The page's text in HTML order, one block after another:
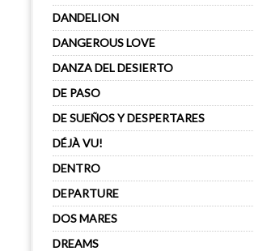
DANDELION
DANGEROUS LOVE
DANZA DEL DESIERTO
DE PASO
DE SUEÑOS Y DESPERTARES
DÉJÀ VU!
DENTRO
DEPARTURE
DOS MARES
DREAMS